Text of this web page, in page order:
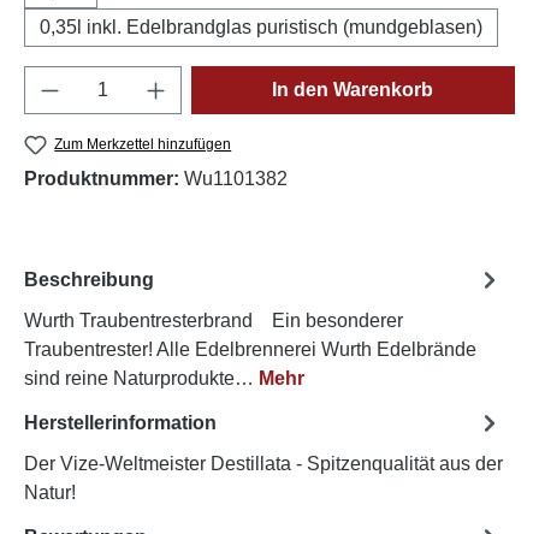
0,35l inkl. Edelbrandglas puristisch (mundgeblasen)
Produkt Anzahl: Gib den gewünschten
In den Warenkorb
Zum Merkzettel hinzufügen
Produktnummer: Wu1101382
Beschreibung
Wurth Traubentresterbrand Ein besonderer
Traubentrester! Alle Edelbrennerei Wurth Edelbrände
sind reine Naturprodukte… Mehr
Herstellerinformation
Der Vize-Weltmeister Destillata - Spitzenqualität aus der
Natur!